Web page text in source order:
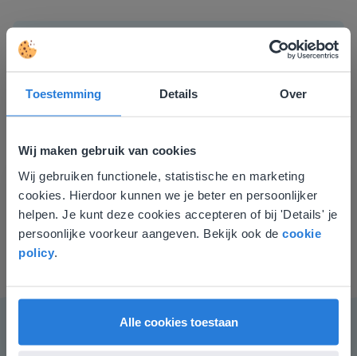
Toestemming Details Over
Wij maken gebruik van cookies
Wij gebruiken functionele, statistische en marketing
cookies. Hierdoor kunnen we je beter en persoonlijker
helpen. Je kunt deze cookies accepteren of bij 'Details' je
persoonlijke voorkeur aangeven. Bekijk ook de cookie
policy
Alle cookies toestaan
Tijdsduur video: 1 min
Nadat de beheerder of ICT’er van jouw school
de koppeling naar ParnasSys of ESIS heeft
account.
Daarnaast leggen we uit waar je de
inloggegevens van leerlingen kunt vinden.
Deze website komt niet
overeen met je locatie
Gezien je locatie, denken we dat je misschien
liever naar de website voor English gaat. Hier
English
Nederland